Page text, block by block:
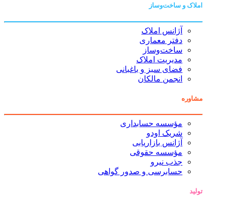
املاک و ساخت‌وساز
آژانس املاک
دفتر معماری
ساخت‌وساز
مدیریت املاک
فضای سبز و باغبانی
انجمن مالکان
مشاوره
مؤسسه حسابداری
شریک اودو
آژانس بازاریابی
مؤسسه حقوقی
جذب نیرو
حسابرسی و صدور گواهی
تولید